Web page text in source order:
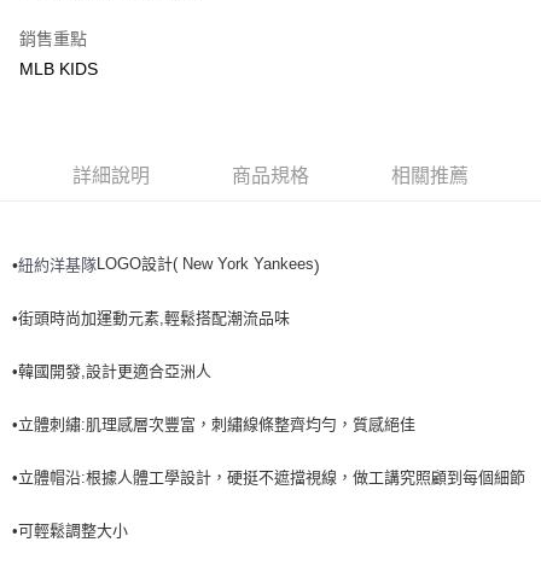
每筆NT$60，滿NT$499(含以上)免運費
7-11取貨付款<未取貨列黑名單/不支援離島取退>
每筆NT$60，滿NT$499(含以上)免運費
宅配滿699免運
銷售重點
MLB KIDS
詳細說明 商品規格 相關推薦
•紐約洋基隊LOGO設計( New York Yankees)
•街頭時尚加運動元素,輕鬆搭配潮流品味
•韓國開發,設計更適合亞洲人
•立體刺繡:肌理感層次豐富，刺繡線條整齊均勻，質感絕佳
•立體帽沿:根據人體工學設計，硬挺不遮擋視線，做工講究照顧到每個細節
•可輕鬆調整大小